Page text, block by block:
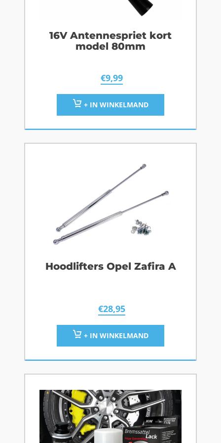
16V Antennespriet kort
model 80mm
€9,99
+ IN WINKELMAND
Hoodlifters Opel Zafira A
€28,95
+ IN WINKELMAND